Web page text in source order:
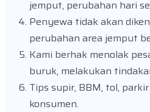
jemput, perubahan hari
Penyewa tidak akan
perubahan area jemput
Kami berhak menolak
buruk, melakukan
Tips supir, BBM, tol,
konsumen.